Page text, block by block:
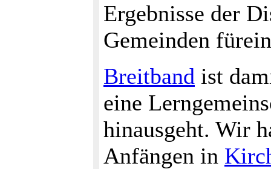
Ergebnisse der
Gemeinden
Breitband ist
eine
hinausgeht. Wir
Anfängen in